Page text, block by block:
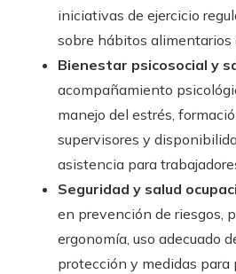
iniciativas de ejercicio
sobre hábitos alimentarios
Bienestar psicosocial y
acompañamiento
manejo del estrés,
supervisores y
asistencia para
Seguridad y salud
en prevención de riesgos,
ergonomía, uso adecuado
protección y medidas para